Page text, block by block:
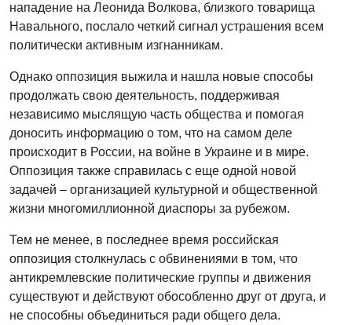
нападение на Леонида Волкова, близкого товарища
Навального, послало четкий сигнал устрашения всем
политически активным изгнанникам.
Однако оппозиция выжила и нашла новые способы
продолжать свою деятельность, поддерживая
независимо мыслящую часть общества и помогая
доносить информацию о том, что на самом деле
происходит в России, на войне в Украине и в мире.
Оппозиция также справилась с еще одной новой
задачей – организацией культурной и общественной
жизни многомиллионной диаспоры за рубежом.
Тем не менее, в последнее время российская
оппозиция столкнулась с обвинениями в том, что
антикремлевские политические группы и движения
существуют и действуют обособленно друг от друга, и
не способны объединиться ради общего дела.